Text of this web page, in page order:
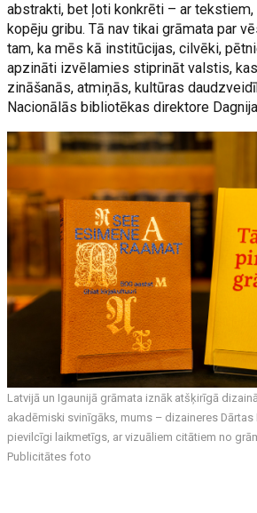
abstrakti, bet ļoti konkrēti – ar tekstiem,
kopēju gribu. Tā nav tikai grāmata par
tam, ka mēs kā institūcijas, cilvēki,
apzināti izvēlamies stiprināt valstis,
zināšanās, atmiņās, kultūras
Nacionālās bibliotēkas direktore
Latvijā un Igaunijā grāmata iznāk atšķirīgā
akadēmiski svinīgāks, mums – dizaineres
pievilcīgi laikmetīgs, ar vizuāliem citātiem no
Publicitātes foto